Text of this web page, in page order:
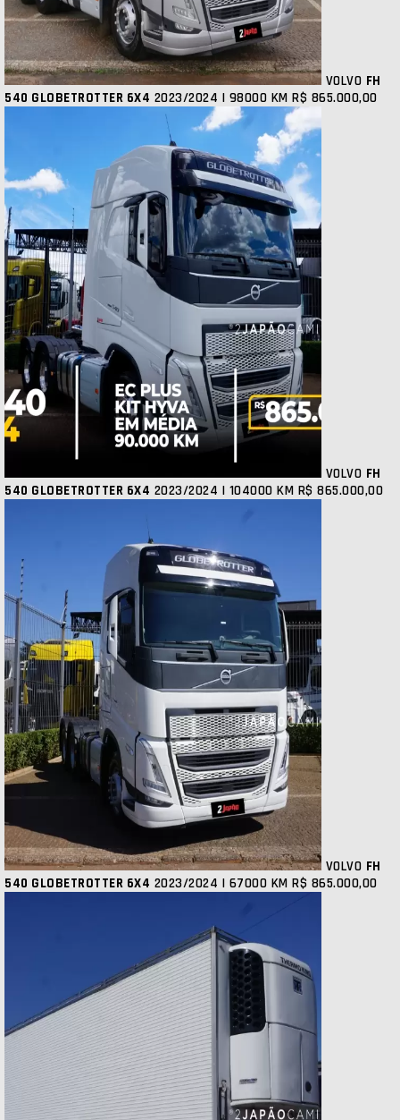
VOLVO FH
540 GLOBETROTTER 6X4 2023/2024 | 98000 KM R$ 865.000,00
VOLVO FH
540 GLOBETROTTER 6X4 2023/2024 | 104000 KM R$ 865.000,00
VOLVO FH
540 GLOBETROTTER 6X4 2023/2024 | 67000 KM R$ 865.000,00